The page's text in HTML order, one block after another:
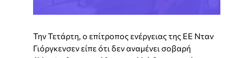
Την Τετάρτη, ο επίτροπος ενέργειας της ΕΕ Νταν
Γιόργκενσεν είπε ότι δεν αναμένει σοβαρή